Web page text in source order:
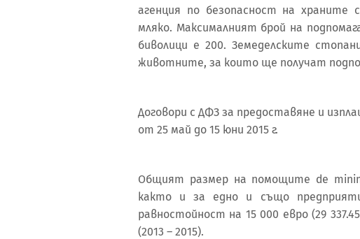
агенция по безопасност на храните
мляко. Максималният брой на
биволици е 200. Земеделските
животните, за които ще получат
Договори с ДФЗ за предоставяне и
от 25 май до 15 юни 2015 г.
Общият размер на помощите de
както и за едно и също
равностойност на 15 000 евро (29
(2013 – 2015).